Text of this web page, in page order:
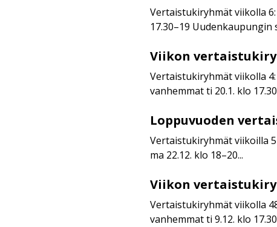
vertaistukiryhmät
Vertaistukiryhmät viikolla
17.30–19
Viikon
vertaistukiryhmät
Viikon
Vertaistukiryhmät viikolla
vanhemmat ti 20.1. klo
Loppuvuoden
vertaistukiryhmät
Loppuvuoden
Vertaistukiryhmät viikoilla
ma 22.12. klo 18–20...
Viikon
vertaistukiryhmät
Viikon
Vertaistukiryhmät viikolla
vanhemmat ti 9.12. klo